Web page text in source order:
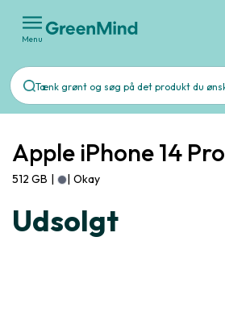
Menu
Apple iPhone 14 Pro
512 GB | | Okay
Udsolgt